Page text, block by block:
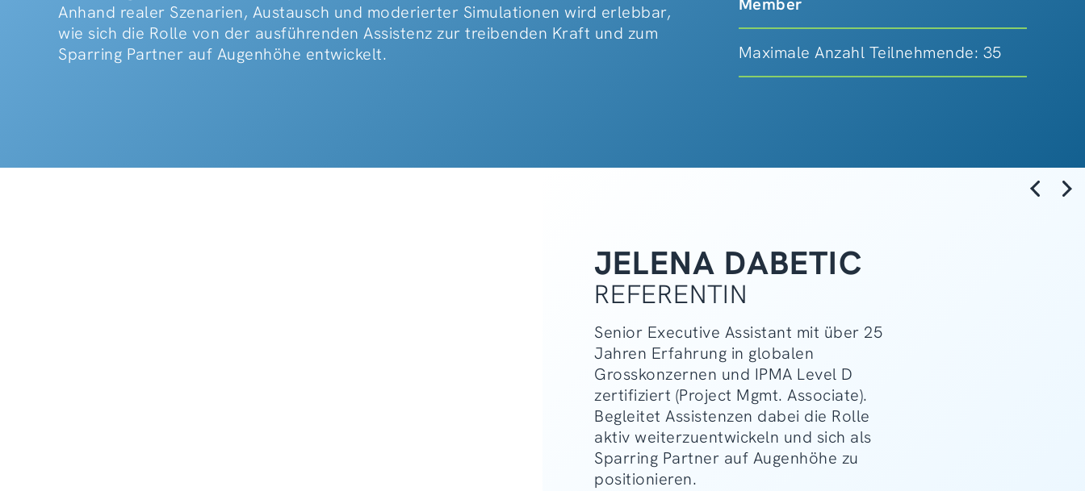
Anhand realer Szenarien, Austausch und moderierter Simulationen wird erlebbar,
wie sich die Rolle von der ausführenden Assistenz zur treibenden Kraft und zum
Sparring Partner auf Augenhöhe entwickelt.
Maximale Anzahl Teilnehmende: 35
JELENA DABETIC
REFERENTIN
Senior Executive Assistant mit über 25
Jahren Erfahrung in globalen
Grosskonzernen und IPMA Level D
zertifiziert (Project Mgmt. Associate).
Begleitet Assistenzen dabei die Rolle
aktiv weiterzuentwickeln und sich als
Sparring Partner auf Augenhöhe zu
positionieren.